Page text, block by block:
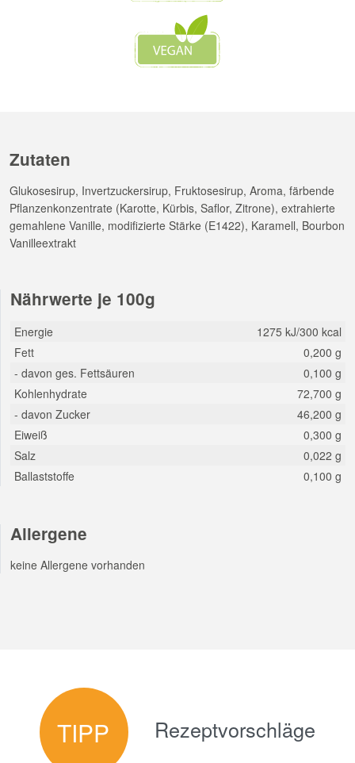
Zutaten
Glukosesirup, Invertzuckersirup, Fruktosesirup, Aroma, färbende
Pflanzenkonzentrate (Karotte, Kürbis, Saflor, Zitrone), extrahierte
gemahlene Vanille, modifizierte Stärke (E1422), Karamell, Bourbon
Vanilleextrakt
Nährwerte je 100g
Energie
1275 kJ/300 kcal
Fett
0,200 g
- davon ges. Fettsäuren
0,100 g
Kohlenhydrate
72,700 g
- davon Zucker
46,200 g
Eiweiß
0,300 g
Salz
0,022 g
Ballaststoffe
0,100 g
Allergene
keine Allergene vorhanden
TIPP Rezeptvorschläge